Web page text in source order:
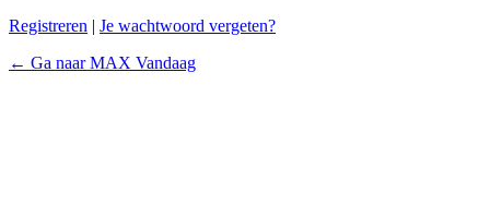
Registreren | Je wachtwoord vergeten?
← Ga naar MAX Vandaag